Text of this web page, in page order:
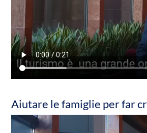
Aiutare le famiglie per far